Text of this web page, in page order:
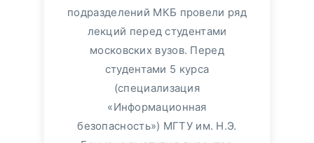
подразделений МКБ провели ряд
лекций перед студентами
московских вузов. Перед
студентами 5 курса
(специализация
«Информационная
безопасность») МГТУ им. Н.Э.